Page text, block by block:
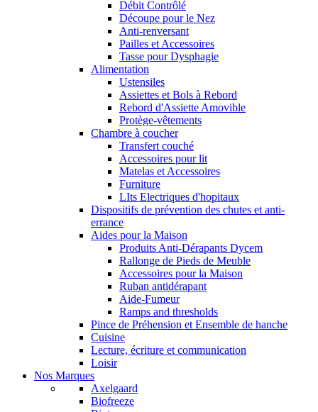
Débit Contrôlé
Découpe pour le Nez
Anti-renversant
Pailles et Accessoires
Tasse pour Dysphagie
Alimentation
Ustensiles
Assiettes et Bols à Rebord
Rebord d'Assiette Amovible
Protège-vêtements
Chambre à coucher
Transfert couché
Accessoires pour lit
Matelas et Accessoires
Furniture
LIts Electriques d'hopitaux
Dispositifs de prévention des chutes et anti-
errance
Aides pour la Maison
Produits Anti-Dérapants Dycem
Rallonge de Pieds de Meuble
Accessoires pour la Maison
Ruban antidérapant
Aide-Fumeur
Ramps and thresholds
Pince de Préhension et Ensemble de hanche
Cuisine
Lecture, écriture et communication
Loisir
Nos Marques
Axelgaard
Biofreeze